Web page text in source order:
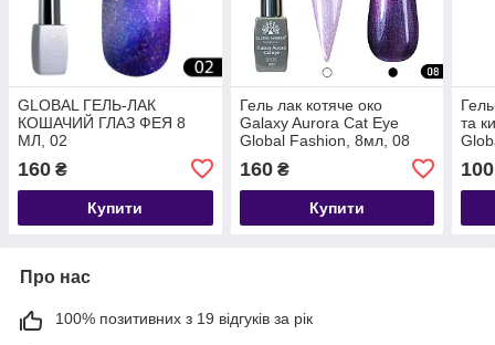
GLOBAL ГЕЛЬ-ЛАК
КОШАЧИЙ ГЛАЗ ФЕЯ 8
МЛ, 02
160 ₴
Купити
Гель лак котяче око
Galaxy Aurora Cat Eye
Global Fashion, 8мл, 08
160₴
Купити
та
100
Про нас
100% позитивних з 19 відгуків за рік